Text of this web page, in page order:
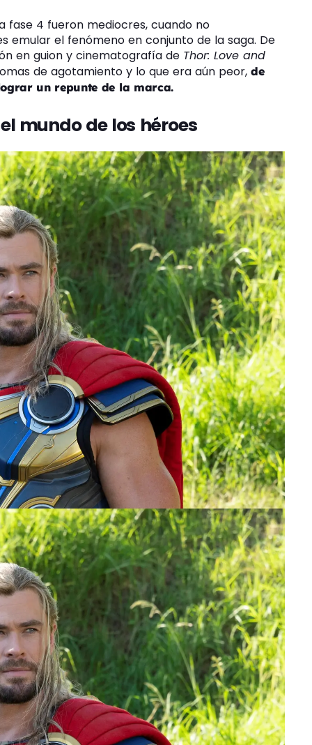
fase 4 fueron mediocres, cuando no
emular el fenómeno en conjunto de la saga. De
en guion y cinematografía de Thor: Love and
de agotamiento y lo que era aún peor, de
un repunte de la marca.
mundo de los héroes